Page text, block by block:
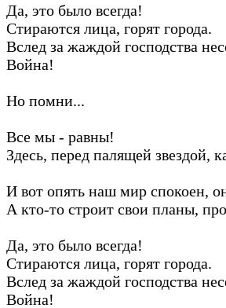
Да, это было всегда!
Стираются лица, горят города.
Вслед за жаждой господства
Война!
Но помни...
Все мы - равны!
Здесь, перед палящей звездой,
И вот опять наш мир спокоен,
А кто-то строит свои планы,
Да, это было всегда!
Стираются лица, горят города.
Вслед за жаждой господства
Война!